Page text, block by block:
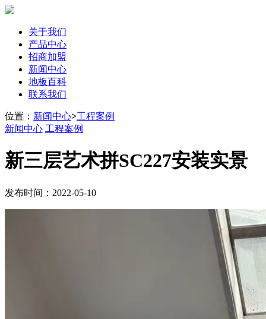
关于我们
产品中心
招商加盟
新闻中心
地板百科
联系我们
位置： 新闻中心>工程案例
新闻中心 工程案例
新三层艺术拼SC227安装实景
发布时间：2022-05-10